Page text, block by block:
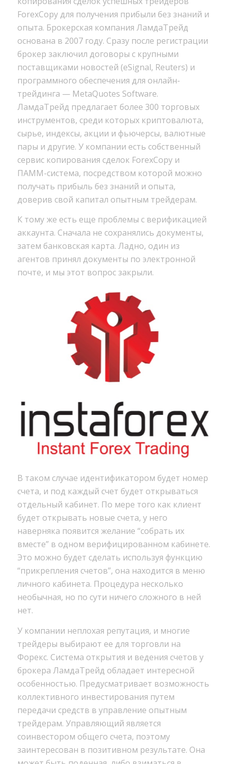
ForexCopy для получения прибыли без знаний и
опыта. Брокерская компания ЛамдаТрейд
основана в 2007 году. Сразу после регистрации
брокер заключил договоры с крупными
поставщиками новостей (eSignal, Reuters) и
программного обеспечения для онлайн-
трейдинга — MetaQuotes Software.
ЛамдаТрейд предлагает более 300 торговых
инструментов, среди которых криптовалюта,
сырье, индексы, акции и фьючерсы, валютные
пары и другие. У компании есть собственный
сервис копирования сделок ForexCopy и
ПАММ-система, посредством которой можно
получать прибыль без знаний и опыта,
доверив свой капитал опытным трейдерам.
К тому же есть еще проблемы с верификацией
аккаунта. Сначала не сохранялись документы,
затем банковская карта. Ладно, один из
агентов принял документы по электронной
почте, и мы этот вопрос закрыли.
В таком случае идентификатором будет номер
счета, и под каждый счет будет открываться
отдельный кабинет. По мере того как клиент
будет открывать новые счета, у него
наверняка появится желание “собрать их
вместе” в одном верифицированном кабинете.
Это можно будет сделать используя функцию
“прикрепления счетов”, она находится в меню
личного кабинета. Процедура несколько
необычная, но по сути ничего сложного в ней
нет.
У компании неплохая репутация, и многие
трейдеры выбирают ее для торговли на
Форекс. Система открытия и ведения счетов у
брокера ЛамдаТрейд обладает интересной
особенностью. Предусматривает возможность
коллективного инвестирования путем
передачи средств в управление опытным
трейдерам. Управляющий является
соинвестором общего счета, поэтому
заинтересован в позитивном результате. Она